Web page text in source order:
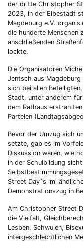
der dritte Christopher
2023, in der Elbestadt
Magdeburg e.V.
die hunderte Menschen
anschließenden
lockte.
Die Organisatoren
Jentsch aus Magdeburg
sich bei allen
Stadt, unter anderem
dem Rathaus
Parteien
Bevor der Umzug sich
setzte, gab es im
Diskussion waren, wie
in der Schulbildung
Street Day´s im
Demonstrationszug in
Am Christopher Street
die Vielfalt,
Lesben, Schwulen,
intergeschlechtlichen